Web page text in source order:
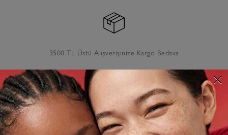
3500 TL Üstü Alışverişinize Kargo Bedava
AÇIKLAMA
TESLIMAT VE İADE